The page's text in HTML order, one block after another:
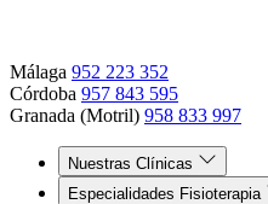
Málaga 952 223 352
Córdoba 957 843 595
Granada (Motril) 958 833 997
Nuestras Clínicas
Especialidades Fisioterapia